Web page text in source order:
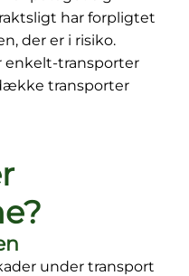
har forpligtet
der er i risiko.
enkelt-transporter
transporter
under transport